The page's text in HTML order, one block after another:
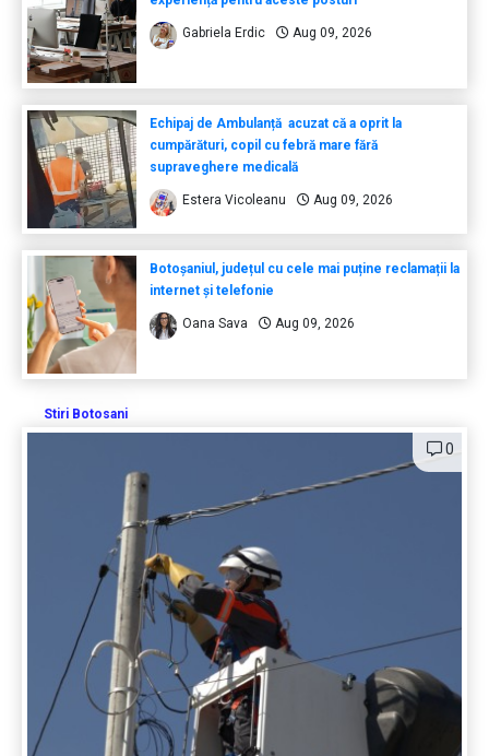
Gabriela Erdic Aug 09, 2026
Echipaj de Ambulanță acuzat că a oprit la
cumpărături, copil cu febră mare fără
supraveghere medicală
Estera Vicoleanu Aug 09, 2026
Botoșaniul, județul cu cele mai puține reclamații la
internet și telefonie
Oana Sava Aug 09, 2026
Stiri Botosani
0